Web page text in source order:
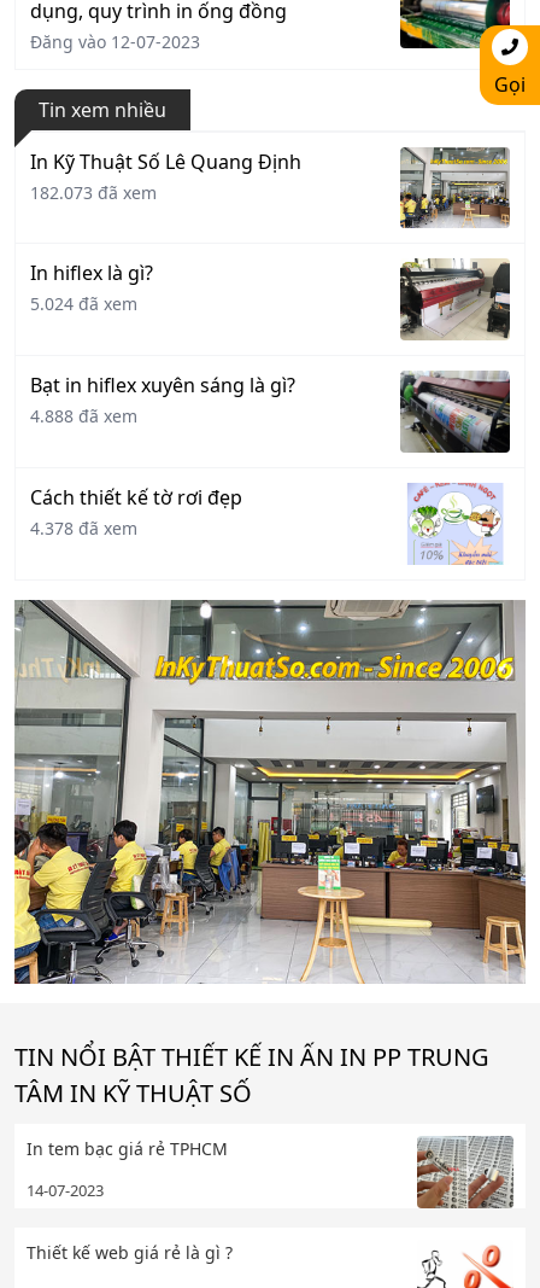
dụng, quy trình in ống đồng
Đăng vào 12-07-2023
Tin xem nhiều
In Kỹ Thuật Số Lê Quang Định
182.073 đã xem
In hiflex là gì?
5.024 đã xem
Bạt in hiflex xuyên sáng là gì?
4.888 đã xem
Cách thiết kế tờ rơi đẹp
4.378 đã xem
TIN NỔI BẬT THIẾT KẾ IN ẤN IN PP TRUNG
TÂM IN KỸ THUẬT SỐ
In tem bạc giá rẻ TPHCM
14-07-2023
Thiết kế web giá rẻ là gì ?
Gọi